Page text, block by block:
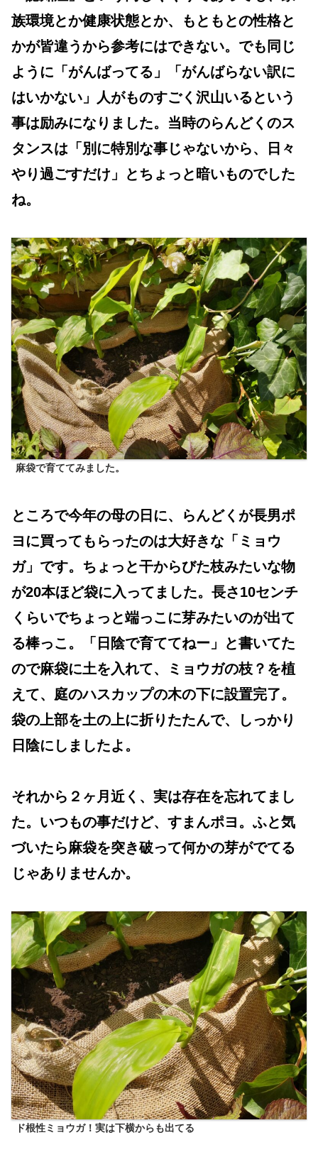
族環境とか健康状態とか、もともとの性格と
かが皆違うから参考にはできない。でも同じ
ように「がんばってる」「がんばらない訳に
はいかない」人がものすごく沢山いるという
事は励みになりました。当時のらんどくのス
タンスは「別に特別な事じゃないから、日々
やり過ごすだけ」とちょっと暗いものでした
ね。
麻袋で育ててみました。
ところで今年の母の日に、らんどくが長男ポ
ヨに買ってもらったのは大好きな「ミョウ
ガ」です。ちょっと干からびた枝みたいな物
が20本ほど袋に入ってました。長さ10センチ
くらいでちょっと端っこに芽みたいのが出て
る棒っこ。「日陰で育ててねー」と書いてた
ので麻袋に土を入れて、ミョウガの枝？を植
えて、庭のハスカップの木の下に設置完了。
袋の上部を土の上に折りたたんで、しっかり
日陰にしましたよ。
それから２ヶ月近く、実は存在を忘れてまし
た。いつもの事だけど、すまんポヨ。ふと気
づいたら麻袋を突き破って何かの芽がでてる
じゃありませんか。
ド根性ミョウガ！実は下横からも出てる